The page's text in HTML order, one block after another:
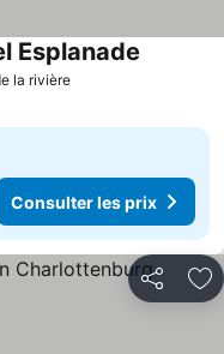
la rivière
Esplanade
Consulter les prix
Partager